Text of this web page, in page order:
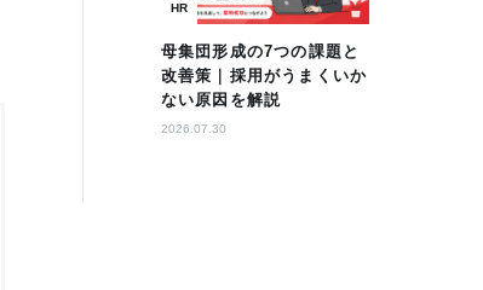
HR
母集団形成の7つの課題と
改善策｜採用がうまくいか
ない原因を解説
2026.07.30